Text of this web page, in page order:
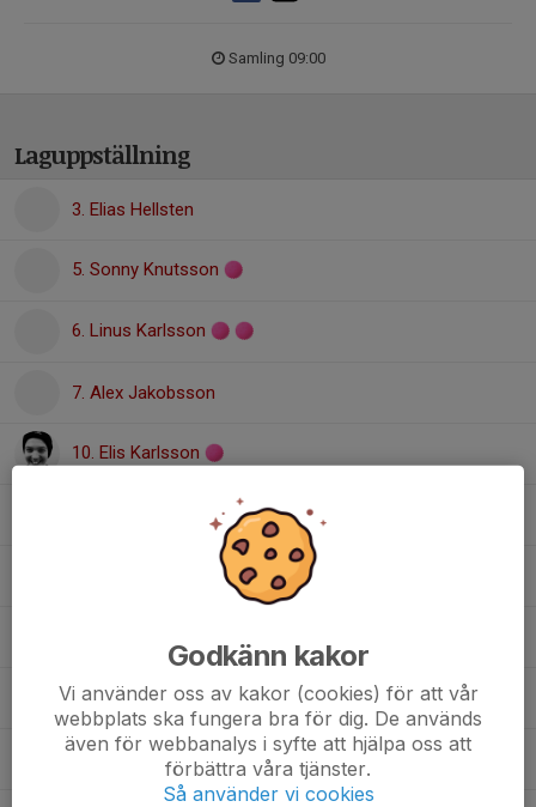
Samling 09:00
Laguppställning
3. Elias Hellsten
5. Sonny Knutsson
6. Linus Karlsson
7. Alex Jakobsson
10. Elis Karlsson
15. Avon van Dyck
24. Sebastian Svensson
25. Linus Ahlstedt
Godkänn kakor
Vi använder oss av kakor (cookies) för att vår
webbplats ska fungera bra för dig. De används
även för webbanalys i syfte att hjälpa oss att
förbättra våra tjänster.
Så använder vi cookies